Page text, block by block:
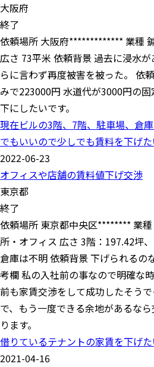
大阪府
終了
依頼場所 大阪府************* 業種
広さ 73平米 依頼背景 過去に浸水
らに言わず再度被害を被った。 依
みで223000円 水道代が3000円の
下にしたいです。
現在ビルの3階、7階、駐車場、倉
でもいいので少しでも賃料を下げ
2022-06-23
オフィスや店舗の賃料値下げ交渉
東京都
終了
依頼場所 東京都中央区******** 業
所・オフィス 広さ 3階：197.42坪
倉庫は不明 依頼背景 下げられるの
考欄 私の入社前の事なので明確な
前も家賃交渉をして成功したそう
で、もう一度できる余地があるな
ります。
借りているテナントの家賃を下げた
2021-04-16